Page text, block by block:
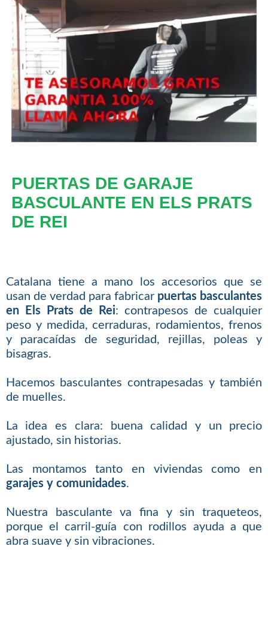
PUERTAS DE GARAJE
BASCULANTE EN ELS PRATS
DE REI
Catalana tiene a mano los accesorios que se
usan de verdad para fabricar puertas basculantes
en Els Prats de Rei: contrapesos de cualquier
peso y medida, cerraduras, rodamientos, frenos
y paracaídas de seguridad, rejillas, poleas y
bisagras.
Hacemos basculantes contrapesadas y también
de muelles.
La idea es clara: buena calidad y un precio
ajustado, sin historias.
Las montamos tanto en viviendas como en
garajes y comunidades.
Nuestra basculante va fina y sin traqueteos,
porque el carril-guía con rodillos ayuda a que
abra suave y sin vibraciones.